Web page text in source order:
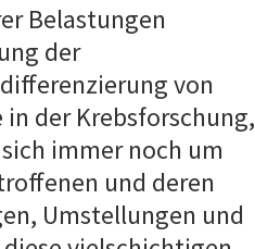
Belastungen
der
von
der Krebsforschung,
immer noch um
und deren
Umstellungen und